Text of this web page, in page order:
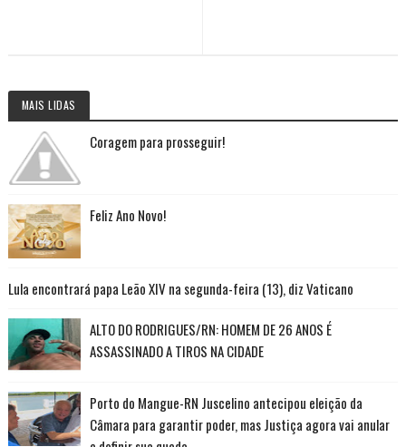
MAIS LIDAS
Coragem para prosseguir!
Feliz Ano Novo!
Lula encontrará papa Leão XIV na segunda-feira (13), diz Vaticano
ALTO DO RODRIGUES/RN: HOMEM DE 26 ANOS É
ASSASSINADO A TIROS NA CIDADE
Porto do Mangue-RN Juscelino antecipou eleição da
Câmara para garantir poder, mas Justiça agora vai anular